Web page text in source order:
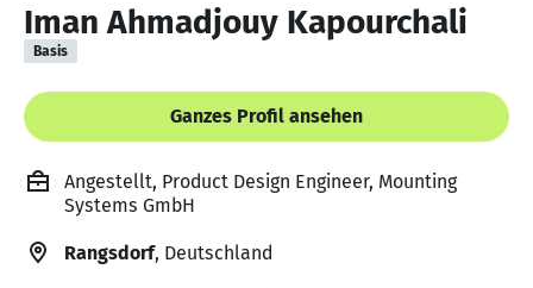
Iman Ahmadjouy Kapourchali
Basis
Ganzes Profil ansehen
Angestellt, Product Design Engineer, Mounting
Systems GmbH
Rangsdorf, Deutschland